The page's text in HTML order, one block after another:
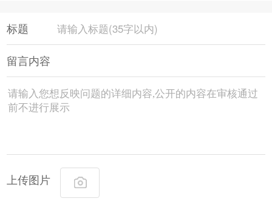
标题
留言内容
上传图片